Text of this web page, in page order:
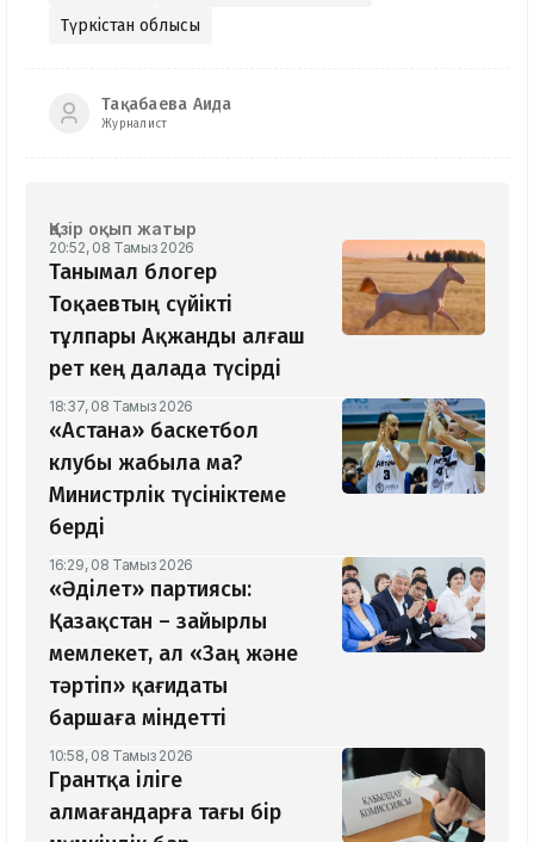
Түркістан облысы
Тақабаева Аида
Журналист
Қазір оқып жатыр
20:52, 08 Тамыз 2026
Танымал блогер
Тоқаевтың сүйікті
тұлпары Ақжанды алғаш
рет кең далада түсірді
18:37, 08 Тамыз 2026
«Астана» баскетбол
клубы жабыла ма?
Министрлік түсініктеме
берді
16:29, 08 Тамыз 2026
«Әділет» партиясы:
Қазақстан – зайырлы
мемлекет, ал «Заң және
тәртіп» қағидаты
баршаға міндетті
10:58, 08 Тамыз 2026
Грантқа іліге
алмағандарға тағы бір